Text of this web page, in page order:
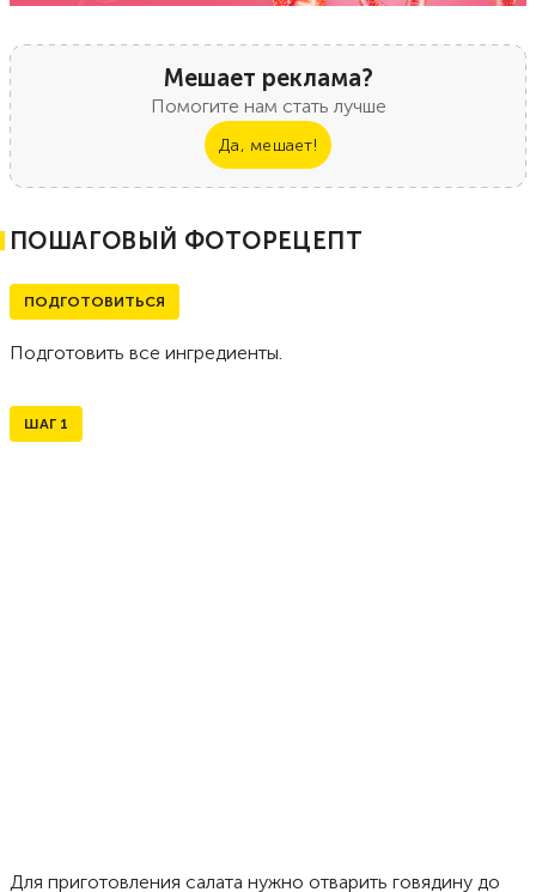
Мешает реклама?
Помогите нам стать лучше
Да, мешает!
ПОШАГОВЫЙ ФОТОРЕЦЕПТ
ПОДГОТОВИТЬСЯ
Подготовить все ингредиенты.
ШАГ 1
Для приготовления салата нужно отварить говядину до